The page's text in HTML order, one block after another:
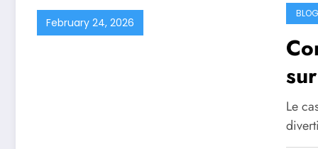
February 24, 2026
Le